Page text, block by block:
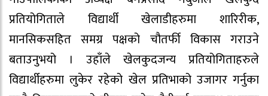
प्रतियोगिताले विद्यार्थी खेलाडीहरुमा शारिरीक,
मानसिकसहित समग्र पक्षको चौतर्फी विकास गराउने
बताउनुभयो । उहाँले खेलकुदजन्य प्रतियोगिताहरुले
विद्यार्थीहरुमा लुकेर रहेको खेल प्रतिभाको उजागर गर्नुका